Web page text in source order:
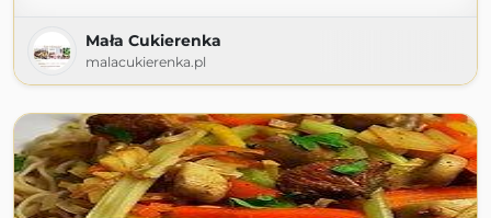
Mała Cukierenka
malacukierenka.pl